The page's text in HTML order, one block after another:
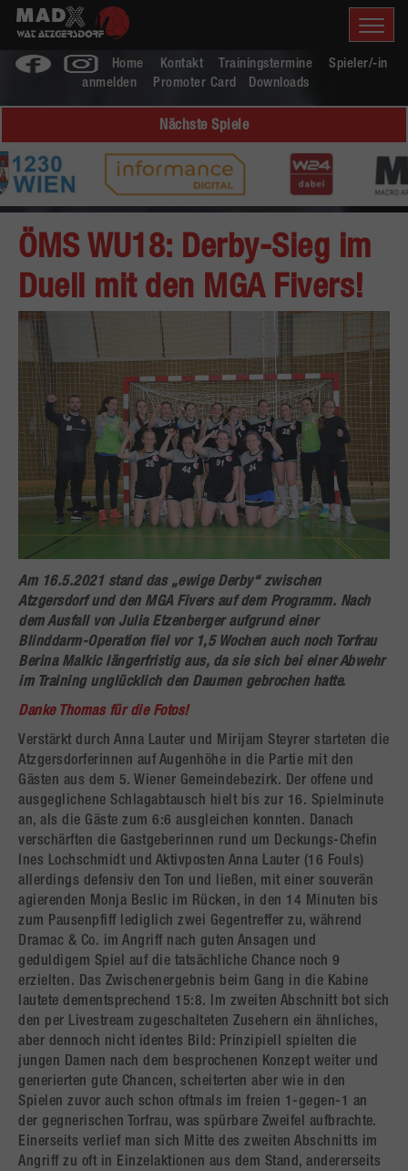
Home Kontakt Trainingstermine
Spieler/-in
anmelden
Promoter Card Downloads
Nächste Spiele
ÖMS WU18: Derby-Sieg im
Duell mit den MGA Fivers!
Am 16.5.2021 stand das „ewige Derby“ zwischen
Atzgersdorf und den MGA Fivers auf dem Programm. Nach
dem Ausfall von Julia Etzenberger aufgrund einer
Blinddarm-Operation fiel vor 1,5 Wochen auch noch Torfrau
Berina Malkic längerfristig aus, da sie sich bei einer Abwehr
im Training unglücklich den Daumen gebrochen hatte.
Danke Thomas für die Fotos!
Verstärkt durch Anna Lauter und Mirijam Steyrer starteten die
Atzgersdorferinnen auf Augenhöhe in die Partie mit den
Gästen aus dem 5. Wiener Gemeindebezirk. Der offene und
ausgeglichene Schlagabtausch hielt bis zur 16. Spielminute
an, als die Gäste zum 6:6 ausgleichen konnten. Danach
verschärften die Gastgeberinnen rund um Deckungs-Chefin
Ines Lochschmidt und Aktivposten Anna Lauter (16 Fouls)
allerdings defensiv den Ton und ließen, mit einer souverän
agierenden Monja Beslic im Rücken, in den 14 Minuten bis
zum Pausenpfiff lediglich zwei Gegentreffer zu, während
Dramac & Co. im Angriff nach guten Ansagen und
geduldigem Spiel auf die tatsächliche Chance noch 9
erzielten. Das Zwischenergebnis beim Gang in die Kabine
lautete dementsprechend 15:8. Im zweiten Abschnitt bot sich
den per Livestream zugeschalteten Zusehern ein ähnliches,
aber dennoch nicht identes Bild: Prinzipiell spielten die
jungen Damen nach dem besprochenen Konzept weiter und
generierten gute Chancen, scheiterten aber wie in den
Spielen zuvor auch schon oftmals im freien 1-gegen-1 an
der gegnerischen Torfrau, was spürbare Zweifel aufbrachte.
Einerseits verlief man sich Mitte des zweiten Abschnitts im
Angriff zu oft in Einzelaktionen aus dem Stand, andererseits